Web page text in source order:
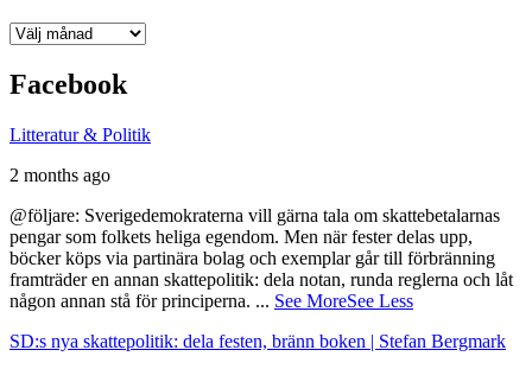
Arkiv
Facebook
Litteratur & Politik
2 months ago
@följare: Sverigedemokraterna vill gärna tala om skattebetalarnas
pengar som folkets heliga egendom. Men när fester delas upp,
böcker köps via partinära bolag och exemplar går till förbränning
framträder en annan skattepolitik: dela notan, runda reglerna och låt
någon annan stå för principerna. ... See MoreSee Less
SD:s nya skattepolitik: dela festen, bränn boken | Stefan Bergmark